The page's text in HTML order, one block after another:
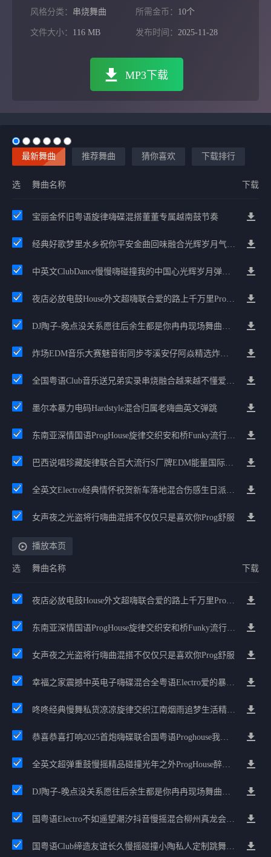
风格分类： 串烧舞曲 所需金币： 10个
文件大小： 116 MB 发布时间： 2025-11-28
MP3下载
最新舞曲 推荐舞曲 猜你喜欢 下载排行
选 舞曲名称 下载
宝丽金怀旧粤语旋律嗨碟混搭董董专属越南鼓节奏
经典好歌梦里水乡祝你平安金曲回味融合光辉岁月气氛中文兄弟串烧
中英文ClubDance慢慢嗨碰撞我的中国心光辉岁月弹鼓车载
夜店必放电鼓House外文超嗨联合爱的路上千万里Prog包房漫步上头
DJ陶子-晚点没关系愿往后余生都是你冉冉现场舞曲串烧
炸场EDM音乐大赛魅音街同步岑溪安仔阿焱精选炸场歌路串烧
全国粤语Club音乐送兄弟实录串烧融合越来越不懂爱的哲学遗憾专辑
墨尔本暴力电码Hardstyle混合归属老嗨曲英文弹跳
东南亚深情国语ProgHouse旋律交织安和桥Funky流行情怀串烧
巴西说唱珍藏旋律联合百大流行S厂牌EDM能量国际电音串烧
全英文Electro经典情怀祝贺新车落地混合伤感生日派对中文Club串烧
女声夜之光盗将行嗨曲混搭不仅仅只是喜欢你Prog舒服
播放本页
选 舞曲名称 下载
夜店必放电鼓House外文超嗨联合爱的路上千万里Prog包房漫步上头
东南亚深情国语ProgHouse旋律交织安和桥Funky流行情怀串烧
女声夜之光盗将行嗨曲混搭不仅仅只是喜欢你Prog舒服
幸福之家震撼中英电子嗨碟混合全粤语Electro爱的暴风雨广州雄雄精选
咚咚经典慢舞私货凉凉旋律交织江南烟雨追梦生活精选串烧
恭喜恭喜打响2025首炮嗨碟联合国粤语Proghouse我要怎么说我不爱你
全英文超弹重鼓慢摇精品碰撞光年之外ProgHouse醉美抒情节奏
DJ陶子-晚点没关系愿往后余生都是你冉冉现场舞曲串烧
国粤语Electro不如遥望潮汐抖音慢摇混合柳州真龙会K吧小厅小康混音
国粤语Club缔造友谊长久慢摇碰撞小陶私人定制跳舞大碟